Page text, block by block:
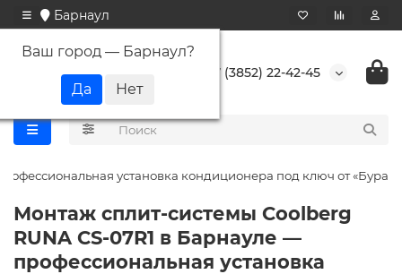
Барнаул
Ваш город — Барнаул?
+7 (3852) 22-42-45
установка кондиционера под ключ от «Буран»
Монтаж сплит-системы Coolberg
RUNA CS-07R1 в Барнауле —
профессиональная установка